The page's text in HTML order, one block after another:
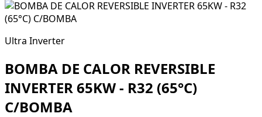
Ultra Inverter
BOMBA DE CALOR REVERSIBLE
INVERTER 65KW - R32 (65°C)
C/BOMBA